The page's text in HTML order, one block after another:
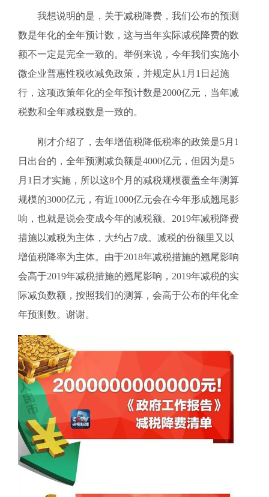
我想说明的是，关于减税降费，我们公布的预测
数是年化的全年预计数，这与当年实际减税降费的数
额不一定是完全一致的。举例来说，今年我们实施小
微企业普惠性税收减免政策，并规定从1月1日起施
行，这项政策年化的全年预计数是2000亿元，当年减
税数和全年减税数是一致的。
刚才介绍了，去年增值税降低税率的政策是5月1
日出台的，全年预测减负额是4000亿元，但因为是5
月1日才实施，所以这8个月的减税规模覆盖全年测算
规模的3000亿元，有近1000亿元会在今年形成翘尾影
响，也就是说会变成今年的减税额。2019年减税降费
措施以减税为主体，大约占7成。减税的份额里又以
增值税降率为主体。由于2018年减税措施的翘尾影响
会高于2019年减税措施的翘尾影响，2019年减税的实
际减负数额，按照我们的测算，会高于公布的年化全
年预测数。谢谢。